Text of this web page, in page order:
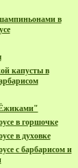
в
капусты в
в горшочке
в духовке
с барбарисом и